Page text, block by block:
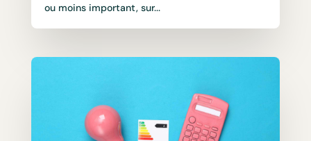
ou moins important, sur...